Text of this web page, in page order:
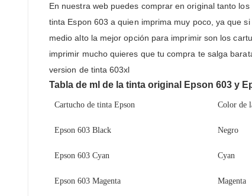
En nuestra web puedes comprar en original tanto
tinta Espon 603 a quien imprima muy poco, ya que
medio alto la mejor opción para imprimir son los
imprimir mucho quieres que tu compra te salga
version de tinta 603xl
Tabla de ml de la tinta original Epson 603 y
Cartucho de tinta Epson Color de
Epson 603 Black Negro
Epson 603 Cyan Cyan
Epson 603 Magenta Magenta